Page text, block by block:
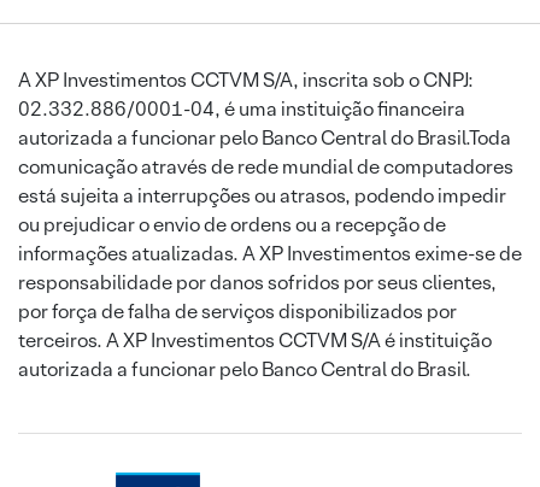
A XP Investimentos CCTVM S/A, inscrita sob o CNPJ:
02.332.886/0001-04, é uma instituição financeira
autorizada a funcionar pelo Banco Central do Brasil.Toda
comunicação através de rede mundial de computadores
está sujeita a interrupções ou atrasos, podendo impedir
ou prejudicar o envio de ordens ou a recepção de
informações atualizadas. A XP Investimentos exime-se de
responsabilidade por danos sofridos por seus clientes,
por força de falha de serviços disponibilizados por
terceiros. A XP Investimentos CCTVM S/A é instituição
autorizada a funcionar pelo Banco Central do Brasil.